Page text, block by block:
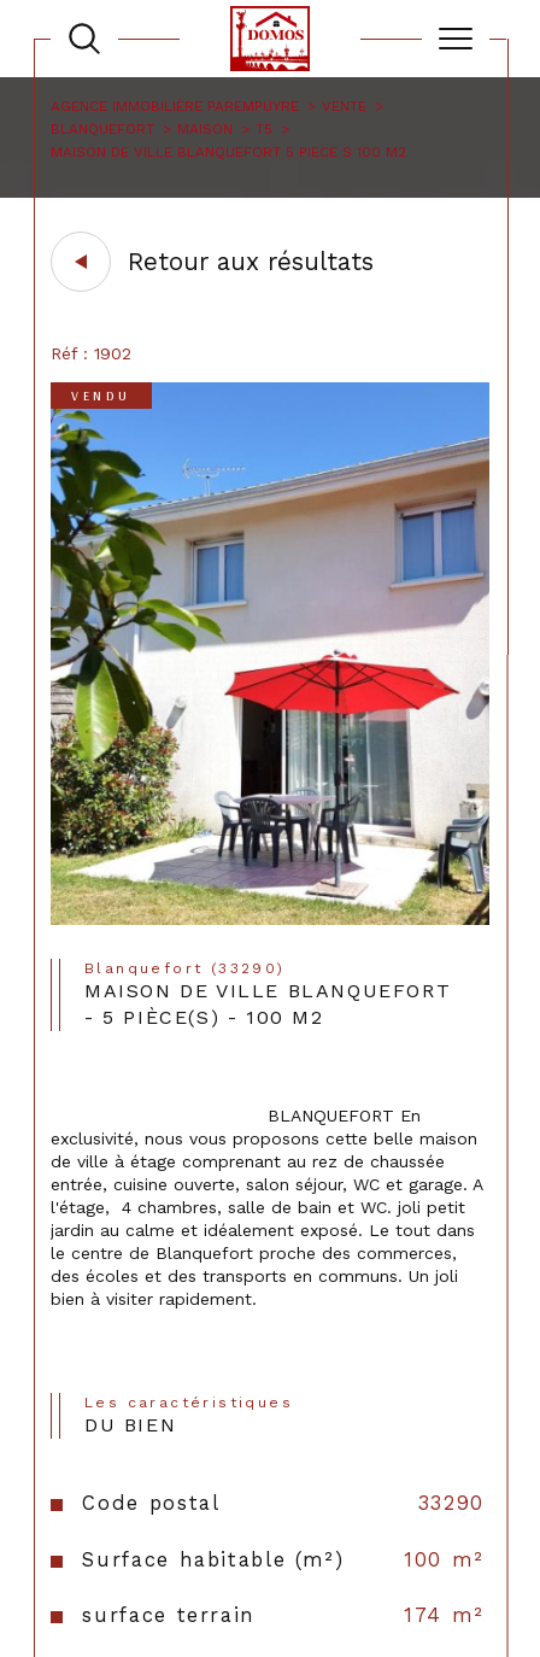
AGENCE IMMOBILIÈRE PAREMPUYRE
VENTE
BLANQUEFORT
MAISON
T5
MAISON DE VILLE BLANQUEFORT 5 PIECE S 100 M2
Retour aux résultats
Réf : 1902
VENDU
Blanquefort (33290)
MAISON DE VILLE BLANQUEFORT
- 5 PIÈCE(S) - 100 M2
exclusivité, nous vous proposons cette belle maison
de ville à étage comprenant au rez de chaussée
entrée, cuisine ouverte, salon séjour, WC et garage. A
l'étage,  4 chambres, salle de bain et WC. joli petit
jardin au calme et idéalement exposé. Le tout dans
le centre de Blanquefort proche des commerces,
des écoles et des transports en communs. Un joli
bien à visiter rapidement.
Les caractéristiques
DU BIEN
Code postal 33290
Surface habitable (m²) 100 m²
surface terrain 174 m²